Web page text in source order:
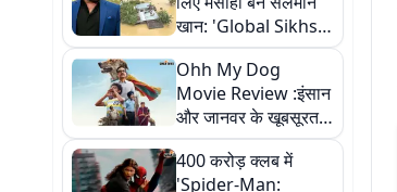
खान: 'Global Sikhs'
संग शुरू की 'आशियाना'
पहल, बेघरों को मिलेंगे
शेल्टर
Ohh My Dog
Movie Review :इंसान
और जानवर के खूबसूरत
रिश्ते की कहानी में
"ऑस्कर"है स्टार
400 करोड़ क्लब में
'Spider-Man: